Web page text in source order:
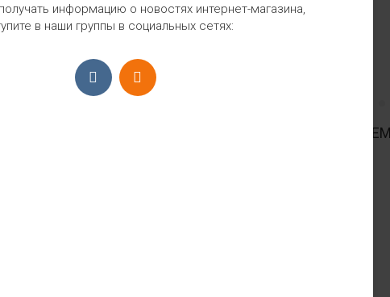
1064₽
ПРИЁМ ЗАКАЗОВ С 9:00-22:00, ЕЖЕДНЕВНО
информацию о новостях интернет-магазина,
в наши группы в социальных сетях: